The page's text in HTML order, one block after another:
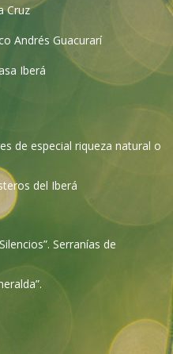
Cruz
Andrés Guacurarí
Iberá
de especial riqueza natural o
del Iberá
Serranías de